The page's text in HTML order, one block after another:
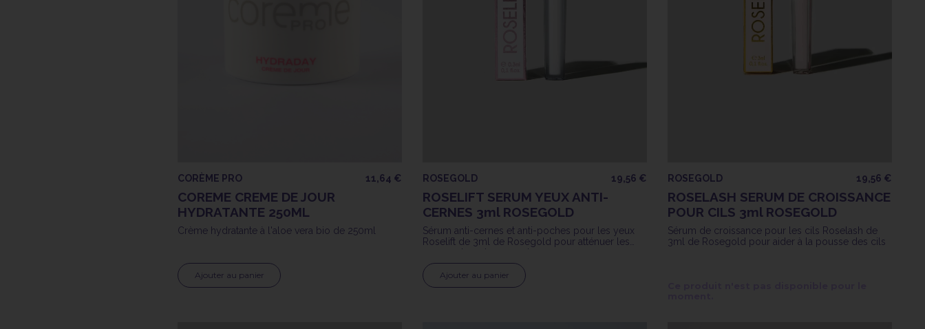
CORÈME PRO 11,64 €
COREME CREME DE JOUR
HYDRATANTE 250ML
Crème hydratante à l'aloe vera bio de 250ml
Ajouter au panier
ROSEGOLD 19,56 €
ROSELIFT SERUM YEUX ANTI-
CERNES 3ml ROSEGOLD
Sérum anti-cernes et anti-poches pour les yeux
Roselift de 3ml de Rosegold pour atténuer les
cernes et poches sous les yeux
Ajouter au panier
ROSEGOLD 19,56 €
ROSELASH SERUM DE CROISSANCE
POUR CILS 3ml ROSEGOLD
Sérum de croissance pour les cils Roselash de
3ml de Rosegold pour aider à la pousse des cils